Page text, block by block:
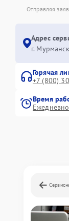
Отправляя
Адрес
г.
Горячая
+7 (800)
Время